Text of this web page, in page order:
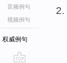
音频例句
视频例句
权威例句